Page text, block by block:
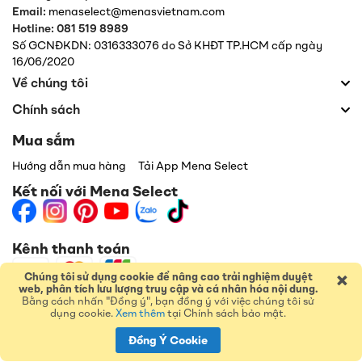
×
Chúng tôi sử dụng cookie để nâng cao trải nghiệm duyệt
web, phân tích lưu lượng truy cập và cá nhân hóa nội dung.
Bằng cách nhấn "Đồng ý", bạn đồng ý với việc chúng tôi sử
dụng cookie.Xem thêmtại Chính sách bảo mật.
Đồng Ý Cookie
Email: menaselect@menasvietnam.com
Hotline: 081 519 8989
Số GCNĐKDN: 0316333076 do Sở KHĐT TP.HCM cấp ngày
16/06/2020
Về chúng tôi
Chính sách
Mua sắm
Hướng dẫn mua hàng Tải App Mena Select
Kết nối với Mena Select
Kênh thanh toán